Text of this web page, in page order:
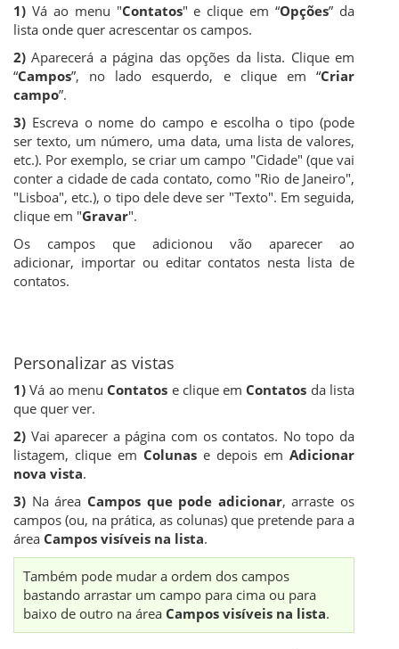
1) Vá ao menu "Contatos" e clique em “Opções” da
lista onde quer acrescentar os campos.
2) Aparecerá a página das opções da lista. Clique em
“Campos”, no lado esquerdo, e clique em “Criar
campo”.
3) Escreva o nome do campo e escolha o tipo (pode
ser texto, um número, uma data, uma lista de valores,
etc.). Por exemplo, se criar um campo "Cidade" (que vai
conter a cidade de cada contato, como "Rio de Janeiro",
"Lisboa", etc.), o tipo dele deve ser "Texto". Em seguida,
clique em "Gravar".
Os campos que adicionou vão aparecer ao
adicionar, importar ou editar contatos nesta lista de
contatos.
Personalizar as vistas
1) Vá ao menu Contatos e clique em Contatos da lista
que quer ver.
2) Vai aparecer a página com os contatos. No topo da
listagem, clique em Colunas e depois em Adicionar
nova vista.
3) Na área Campos que pode adicionar, arraste os
campos (ou, na prática, as colunas) que pretende para a
área Campos visíveis na lista.
Também pode mudar a ordem dos campos
bastando arrastar um campo para cima ou para
baixo de outro na área Campos visíveis na lista.